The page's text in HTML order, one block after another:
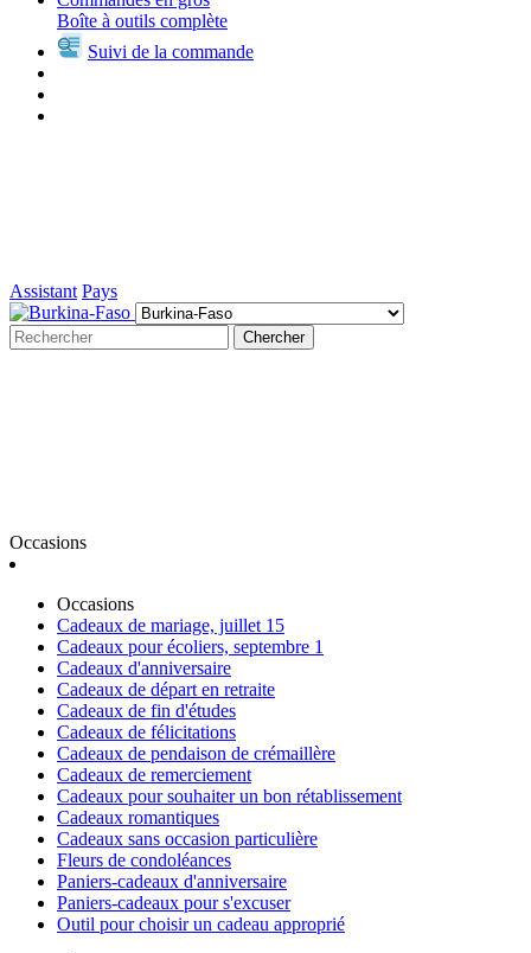
Boîte à outils complète
Suivi de la commande
Assistant Pays
Chercher
Occasions
Occasions
Cadeaux de mariage, juillet 15
Cadeaux pour écoliers, septembre 1
Cadeaux d'anniversaire
Cadeaux de départ en retraite
Cadeaux de fin d'études
Cadeaux de félicitations
Cadeaux de pendaison de crémaillère
Cadeaux de remerciement
Cadeaux pour souhaiter un bon rétablissement
Cadeaux romantiques
Cadeaux sans occasion particulière
Fleurs de condoléances
Paniers-cadeaux d'anniversaire
Paniers-cadeaux pour s'excuser
Outil pour choisir un cadeau approprié